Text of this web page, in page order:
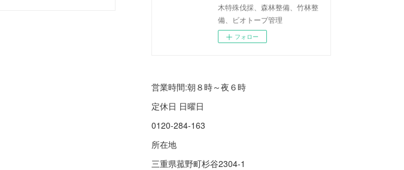
木特殊伐採、森林整備、竹林整
備、ビオトープ管理
フォロー
営業時間:朝８時～夜６時
定休日 日曜日
0120-284-163
所在地
三重県菰野町杉谷2304-1